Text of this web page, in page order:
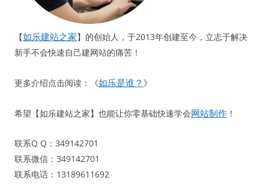
【如乐建站之家】的创始人，于2013年创建至今，立志于解决
新手不会快速自己建网站的痛苦！
更多介绍点击阅读：《如乐是谁？ 》
希望【如乐建站之家】也能让你零基础快速学会网站制作 ！
联系Q Q：349142701
联系微信：349142701
联系电话：13189611692